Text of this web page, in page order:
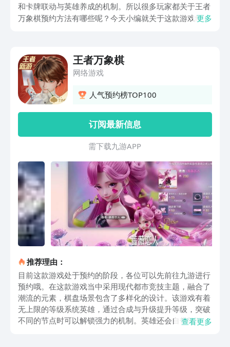
和卡牌联动与英雄养成的机制。所以很多玩家都关于王者
万象棋预约方法有哪些呢？今天小编就关于这款游戏给各
的脚步一起来了解一下吧！
更多
王者万象棋
网络游戏
人气预约榜TOP100
订阅最新信息
需 下 载 九 游 A P P
推荐理由：
目前这款游戏处于预约的阶段，各位可以先前往九游进行
预约哦。在这款游戏当中采用现代都市竞技主题，融合了
潮流的元素，棋盘场景包含了多样化的设计。该游戏有着
无上限的等级系统英雄，通过合成与升级提升等级，突破
不同的节点时可以解锁强力的机制。英雄还会自带阵营与
查看更多